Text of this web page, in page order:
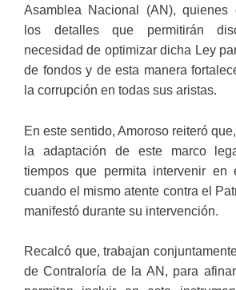
Asamblea Nacional (AN), quienes
los detalles que permitirán
necesidad de optimizar dicha Ley
de fondos y de esta manera
la corrupción en todas sus aristas.
En este sentido, Amoroso reiteró
la adaptación de este marco
tiempos que permita intervenir en
cuando el mismo atente contra el
manifestó durante su intervención.
Recalcó que, trabajan
de Contraloría de la AN, para